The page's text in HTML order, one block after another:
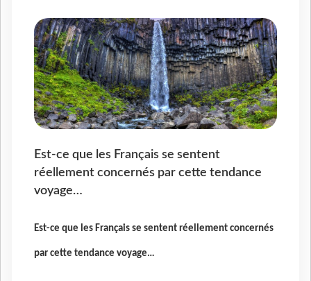
Est-ce que les Français se sentent
réellement concernés par cette tendance
voyage…
Est-ce que les Français se sentent réellement concernés
par cette tendance voyage…